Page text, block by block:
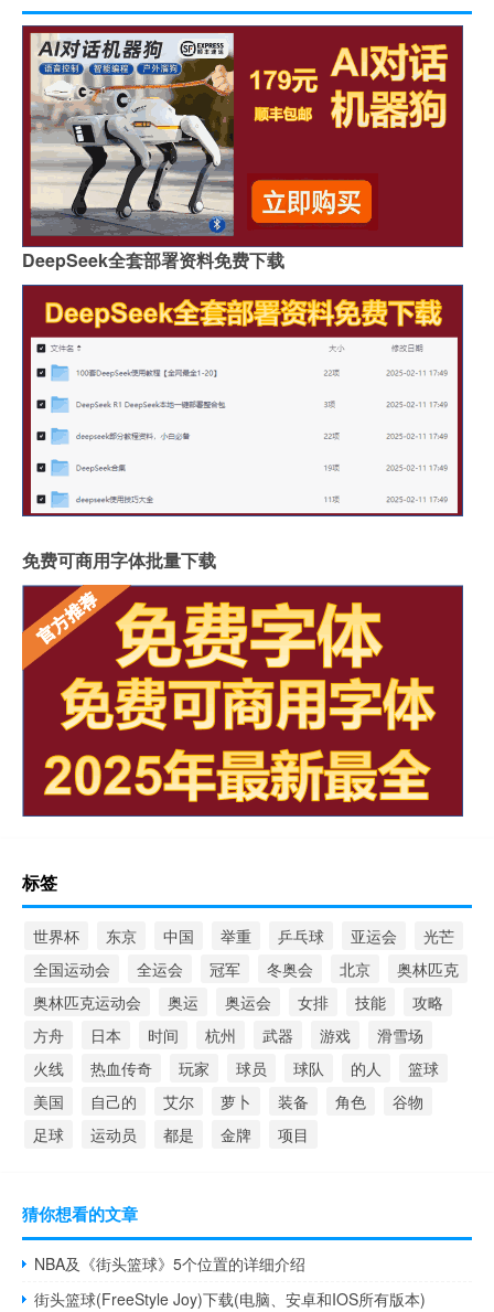
DeepSeek全套部署资料免费下载
免费可商用字体批量下载
标签
世界杯 东京 中国 举重 乒乓球 亚运会
光芒
全国运动会
全运会 冠军 冬奥会 北京
奥林匹克
奥林匹克运动会
奥运 奥运会 女排 技能
攻略
方舟
日本 时间 杭州 武器 游戏
滑雪场
火线
热血传奇 玩家 球员 球队 的人
篮球
美国
自己的 艾尔 萝卜 装备 角色
谷物
足球
运动员 都是 金牌 项目
猜你想看的文章
NBA及《街头篮球》5个位置的详细介绍
街头篮球(FreeStyle Joy)下载(电脑、安卓和IOS所有版本)